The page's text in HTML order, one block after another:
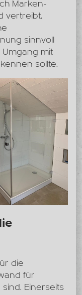
Marken-
vertreibt.
sinnvoll
Umgang mit
sollte.
die
für
Einerseits